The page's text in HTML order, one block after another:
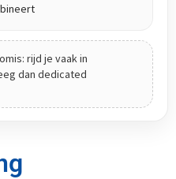
rijd je vaak in
dan dedicated